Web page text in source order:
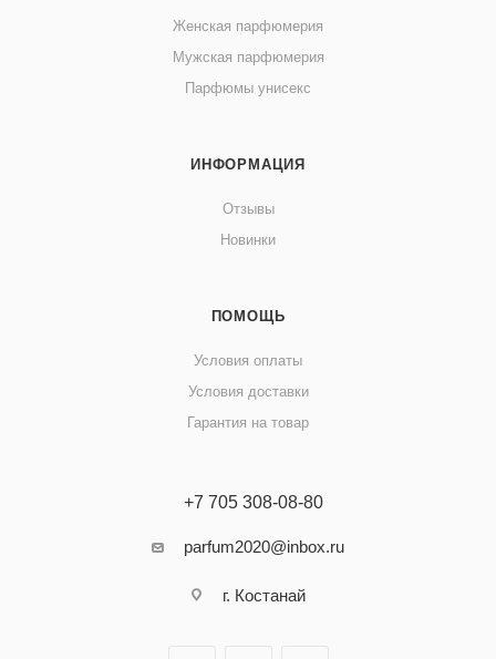
Женская парфюмерия
Мужская парфюмерия
Парфюмы унисекс
ИНФОРМАЦИЯ
Отзывы
Новинки
ПОМОЩЬ
Условия оплаты
Условия доставки
Гарантия на товар
+7 705 308-08-80
parfum2020@inbox.ru
г. Костанай